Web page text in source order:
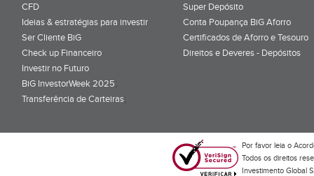
CFD
Ideias & estratégias para investir
Ser Cliente BiG
Check up Financeiro
Investir no Futuro
BiG InvestorWeek 2025;
Transferência de Carteiras;
Super Depósito
Conta Poupança BiG Aforro
Certificados de Aforro e Tesouro
Direitos e Deveres - Depósitos
Por favor leia o
Todos os direitos
Investimento Global